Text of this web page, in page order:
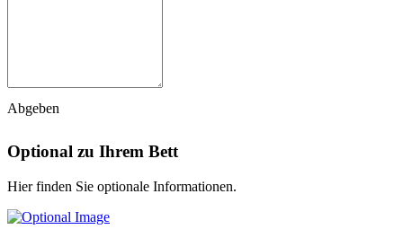
Abgeben
Optional zu Ihrem Bett
Hier finden Sie optionale Informationen.